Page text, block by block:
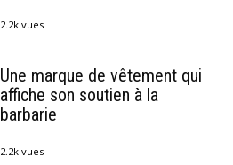
2.2k vues
Une marque de vêtement qui
affiche son soutien à la
barbarie
2.2k vues